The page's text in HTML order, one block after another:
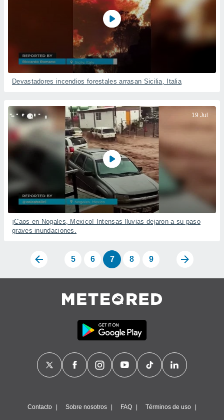
Devastadores incendios forestales arrasan Sicilia, Italia
19 Jul
¡Caos en Nogales, Mexico! Intensas lluvias dejaron a su paso
graves inundaciones.
5 6 7 8 9
Contacto Sobre nosotros FAQ Términos de uso